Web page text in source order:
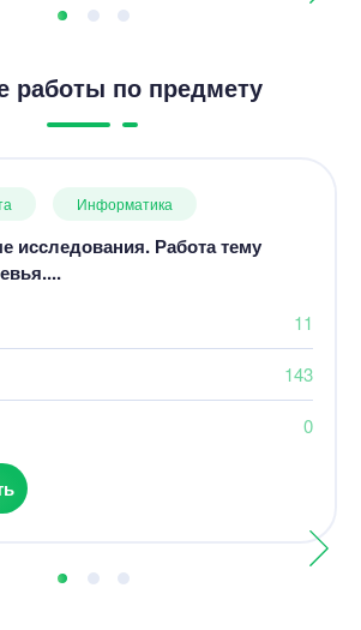
работы по предмету
Информатика
исследования. Работа тему
11
143
0